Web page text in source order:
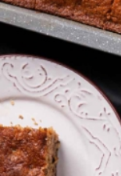
Ελαφριά
Μια
αγαπημένο γλυκό.
ιδανική για να
πάθετε πλάκα!